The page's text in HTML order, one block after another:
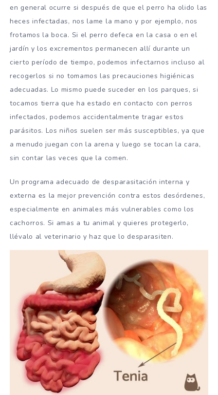
en general ocurre si después de que el perro ha olido las
heces infectadas, nos lame la mano y por ejemplo, nos
frotamos la boca. Si el perro defeca en la casa o en el
jardín y los excrementos permanecen allí durante un
cierto período de tiempo, podemos infectarnos incluso al
recogerlos si no tomamos las precauciones higiénicas
adecuadas. Lo mismo puede suceder en los parques, si
tocamos tierra que ha estado en contacto con perros
infectados, podemos accidentalmente tragar estos
parásitos. Los niños suelen ser más susceptibles, ya que
a menudo juegan con la arena y luego se tocan la cara,
sin contar las veces que la comen.
Un programa adecuado de desparasitación interna y
externa es la mejor prevención contra estos desórdenes,
especialmente en animales más vulnerables como los
cachorros. Si amas a tu animal y quieres protegerlo,
llévalo al veterinario y haz que lo desparasiten.